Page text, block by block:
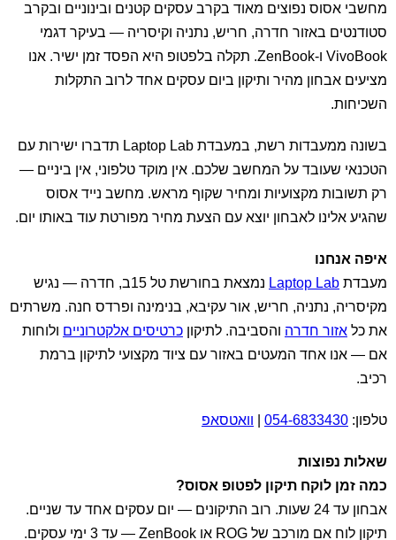
מחשבי אסוס נפוצים מאוד בקרב עסקים קטנים ובינוניים ובקרב
סטודנטים באזור חדרה, חריש, נתניה וקיסריה — בעיקר דגמי
VivoBook ו-ZenBook. תקלה בלפטופ היא הפסד זמן ישיר. אנו
מציעים אבחון מהיר ותיקון ביום עסקים אחד לרוב התקלות
השכיחות.
בשונה ממעבדות רשת, במעבדת Laptop Lab תדברו ישירות עם
הטכנאי שעובד על המחשב שלכם. אין מוקד טלפוני, אין ביניים —
רק תשובות מקצועיות ומחיר שקוף מראש. מחשב נייד אסוס
שהגיע אלינו לאבחון יוצא עם הצעת מחיר מפורטת עוד באותו יום.
איפה אנחנו
מעבדת Laptop Lab
נמצאת בחורשת טל 15ב, חדרה — נגיש
מקיסריה, נתניה, חריש, אור עקיבא, בנימינה ופרדס חנה. משרתים
את כל אזור חדרה והסביבה. לתיקון כרטיסים אלקטרוניים ולוחות
אם — אנו אחד המעטים באזור עם ציוד מקצועי לתיקון ברמת
רכיב.
טלפון: 054-6833430 וואטסאפ
שאלות נפוצות
כמה זמן לוקח תיקון לפטופ אסוס?
אבחון עד 24 שעות. רוב התיקונים — יום עסקים אחד עד שניים.
תיקון לוח אם מורכב של ROG או ZenBook — עד 3 ימי עסקים.